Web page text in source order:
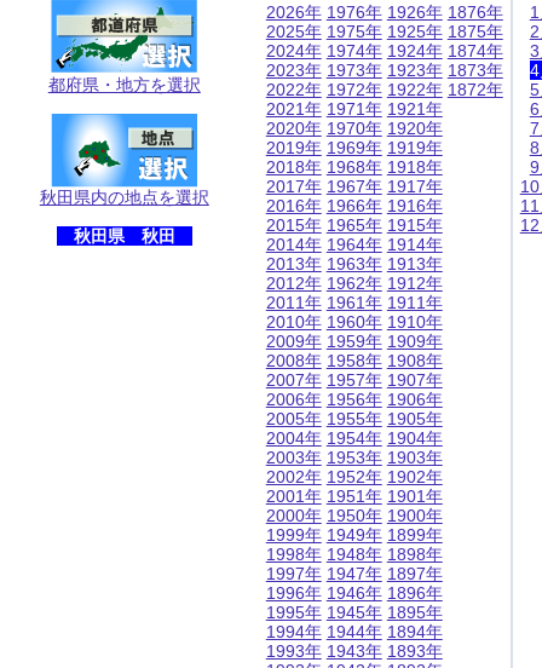
都府県・地方を選択
秋田県内の地点を選択
秋田県 秋田
2026年
2025年
2024年
2023年
2022年
2021年
2020年
2019年
2018年
2017年
2016年
2015年
2014年
2013年
2012年
2011年
2010年
2009年
2008年
2007年
2006年
2005年
2004年
2003年
2002年
2001年
2000年
1999年
1998年
1997年
1996年
1995年
1994年
1993年
1976年
1975年
1974年
1973年
1972年
1971年
1970年
1969年
1968年
1967年
1966年
1965年
1964年
1963年
1962年
1961年
1960年
1959年
1958年
1957年
1956年
1955年
1954年
1953年
1952年
1951年
1950年
1949年
1948年
1947年
1946年
1945年
1944年
1943年
1926年
1925年
1924年
1923年
1922年
1921年
1920年
1919年
1918年
1917年
1916年
1915年
1914年
1913年
1912年
1911年
1910年
1909年
1908年
1907年
1906年
1905年
1904年
1903年
1902年
1901年
1900年
1899年
1898年
1897年
1896年
1895年
1894年
1893年
1876年
1875年
1874年
1873年
1872年